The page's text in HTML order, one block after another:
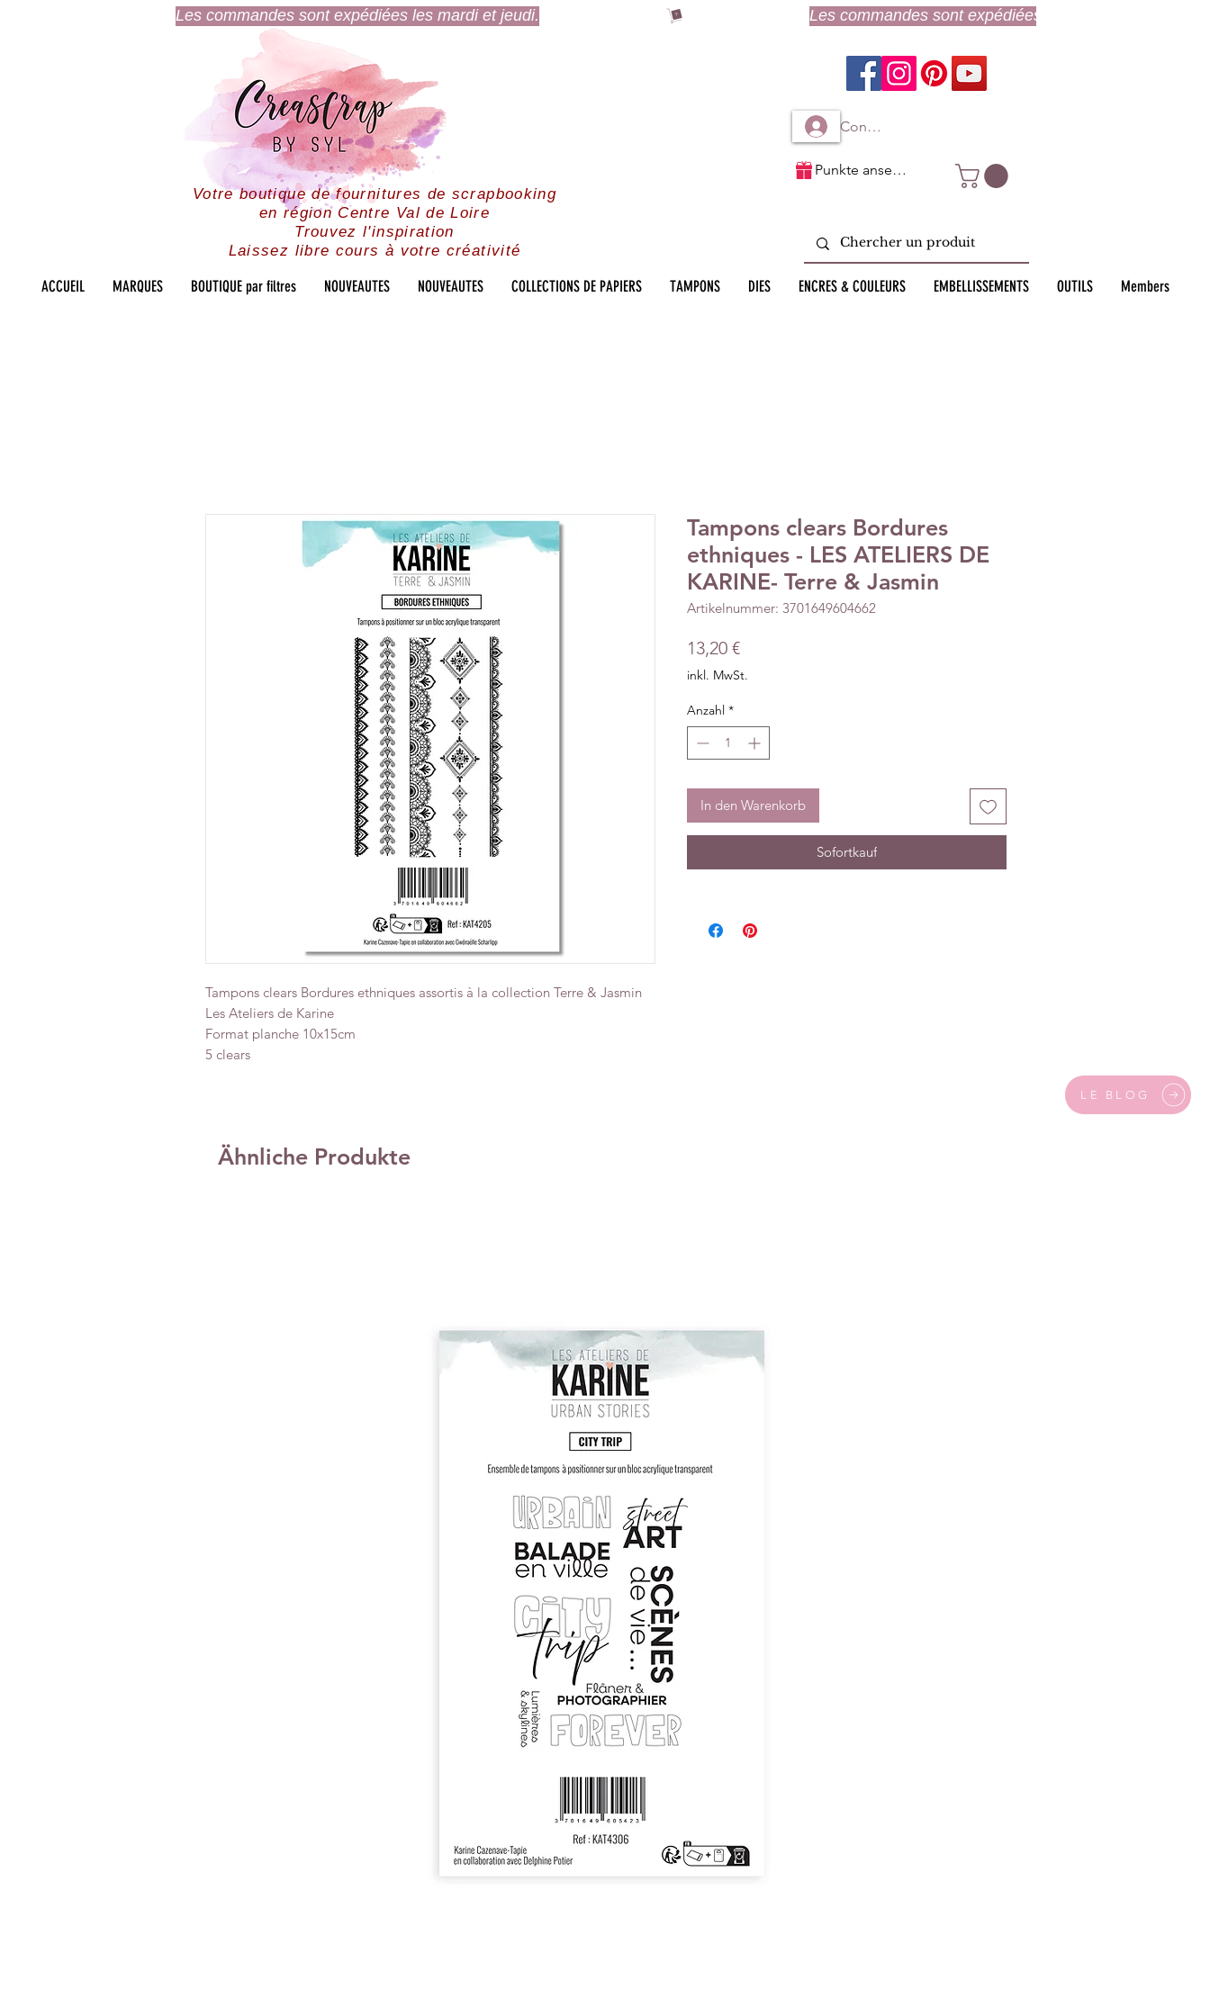
Les commandes sont expédiées les mardi et jeudi.
Votre boutique de fournitures de scrapbooking
en région Centre Val de Loire
Trouvez l'inspiration
Laissez libre cours à votre créativité
Connexion à mon compte
Punkte ansehen
ACCUEIL MARQUES BOUTIQUE par filtres NOUVEAUTES NOUVEAUTES COLLECTIONS DE PAPIERS TAMPONS DIES ENCRES & COULEURS EMBELLISSEMENTS OUTILS Members
LE BLOG
Tampons clears Bordures ethniques assortis à la collection Terre & Jasmin
Les Ateliers de Karine
Format planche 10x15cm
5 clears
Tampons clears Bordures
ethniques - LES ATELIERS DE
KARINE- Terre & Jasmin
Artikelnummer: 3701649604662
13,20 €Preis
inkl. MwSt.
Anzahl *
In den Warenkorb
Sofortkauf
Ähnliche Produkte